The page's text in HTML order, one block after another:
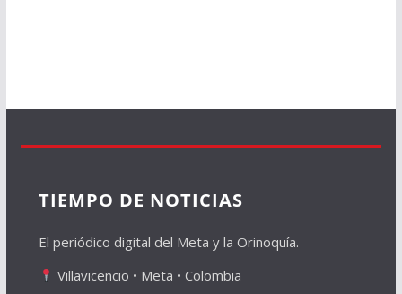
TIEMPO DE NOTICIAS
El periódico digital del Meta y la Orinoquía.
Villavicencio • Meta • Colombia